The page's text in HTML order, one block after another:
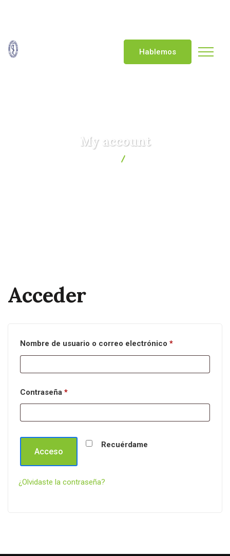
Hablemos
My account
Acceder
Nombre de usuario o correo electrónico *Obligatorio
Contraseña *Obligatorio
Recuérdame
Acceso
¿Olvidaste la contraseña?